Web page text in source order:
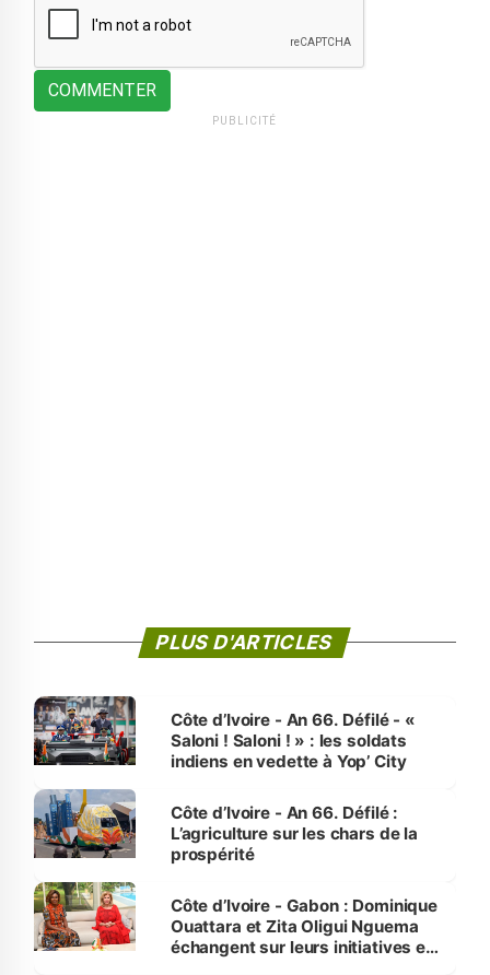
COMMENTER
PUBLICITÉ
PLUS D'ARTICLES
Côte d’Ivoire - An 66. Défilé - «
Saloni ! Saloni ! » : les soldats
indiens en vedette à Yop’ City
Côte d’Ivoire - An 66. Défilé :
L’agriculture sur les chars de la
prospérité
Côte d’Ivoire - Gabon : Dominique
Ouattara et Zita Oligui Nguema
échangent sur leurs initiatives en